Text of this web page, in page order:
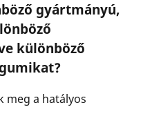
gyártmányú,
különböző
meg a hatályos